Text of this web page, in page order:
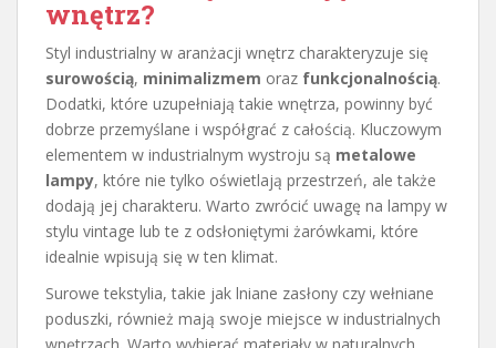
wnętrz?
Styl industrialny w aranżacji wnętrz charakteryzuje się
surowością, minimalizmem oraz funkcjonalnością.
Dodatki, które uzupełniają takie wnętrza, powinny być
dobrze przemyślane i współgrać z całością. Kluczowym
elementem w industrialnym wystroju są metalowe
lampy, które nie tylko oświetlają przestrzeń, ale także
dodają jej charakteru. Warto zwrócić uwagę na lampy w
stylu vintage lub te z odsłoniętymi żarówkami, które
idealnie wpisują się w ten klimat.
Surowe tekstylia, takie jak lniane zasłony czy wełniane
poduszki, również mają swoje miejsce w industrialnych
wnętrzach. Warto wybierać materiały w naturalnych